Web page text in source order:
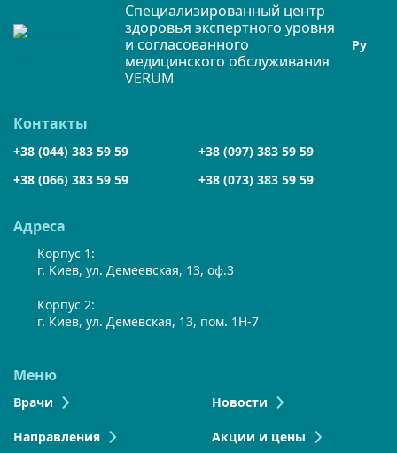
Специализированный центр
здоровья экспертного уровня
и согласованного
медицинского обслуживания
VERUM
Ру
Адреса
Корпус 1:
г. Киев, ул. Демеевская, 13, оф.3
Корпус 2:
г. Киев, ул. Демевская, 13, пом. 1Н-7
Меню
Врачи
Направления
Новости
Акции и цены
Контакты
+38 (044) 383 59 59
+38 (097) 383 59 59
+38 (066) 383 59 59
+38 (073) 383 59 59